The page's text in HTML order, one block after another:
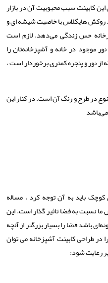
کابینت سبب محبوبیت آن در بازار
هایگلاس با خاصیت شیشه ای و
حس زندگی می‌دهد. لازم است
موجود در خانه و آشپزخانهتان را
نور و پنجره کمتری برخوردار است ،
در طرح و رنگ آن است. در کنار این
باید به آن توجه کرد ، مساله
نسبت به فضا تاثیر گذار است. این
باشد فضا را بسیار بزرگتر از آنچه
طراحی کابینت آشپزخانه می توان
رعایت شود: